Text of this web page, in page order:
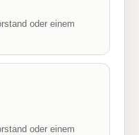
oder einem
oder einem